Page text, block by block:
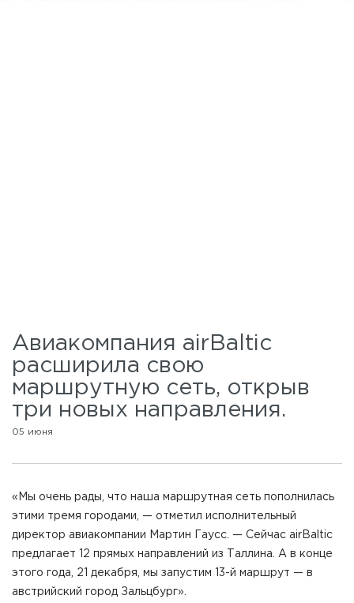
Авиакомпания airBaltic
расширила свою
маршрутную сеть, открыв
три новых направления.
05 июня
«Мы очень рады, что наша маршрутная сеть пополнилась
этими тремя городами, — отметил исполнительный
директор авиакомпании Мартин Гаусс. — Сейчас airBaltic
предлагает 12 прямых направлений из Таллина. А в конце
этого года, 21 декабря, мы запустим 13-й маршрут — в
австрийский город Зальцбург».